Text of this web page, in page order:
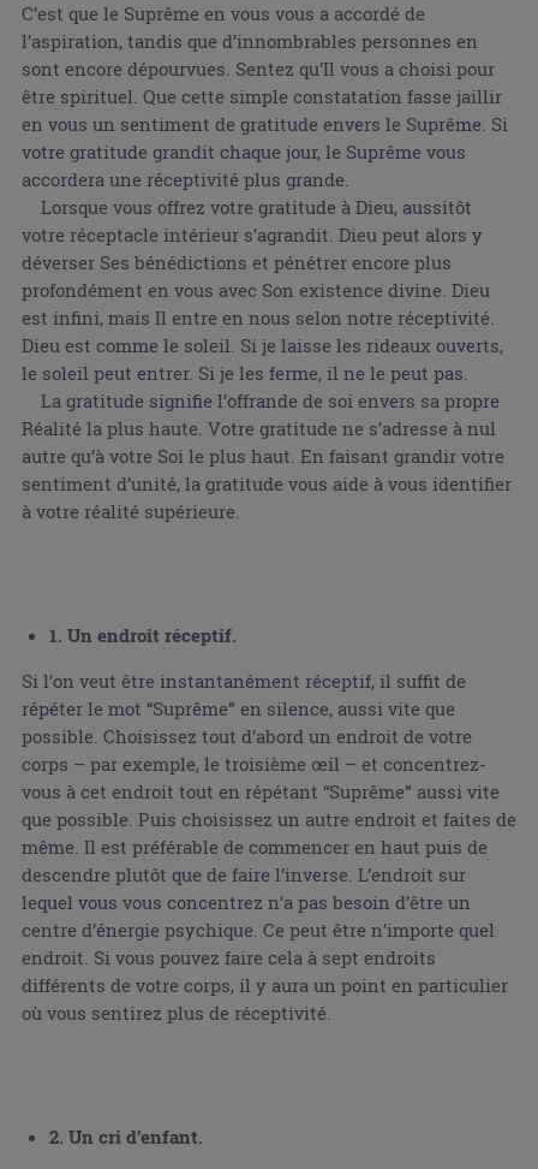
C’est que le Suprême en vous vous a accordé de
l’aspiration, tandis que d’innombrables personnes en
sont encore dépourvues. Sentez qu’Il vous a choisi pour
être spirituel. Que cette simple constatation fasse jaillir
en vous un sentiment de gratitude envers le Suprême. Si
votre gratitude grandit chaque jour, le Suprême vous
accordera une réceptivité plus grande.
Lorsque vous offrez votre gratitude à Dieu, aussitôt
votre réceptacle intérieur s’agrandit. Dieu peut alors y
déverser Ses bénédictions et pénétrer encore plus
profondément en vous avec Son existence divine. Dieu
est infini, mais Il entre en nous selon notre réceptivité.
Dieu est comme le soleil. Si je laisse les rideaux ouverts,
le soleil peut entrer. Si je les ferme, il ne le peut pas.
La gratitude signifie l’offrande de soi envers sa propre
Réalité la plus haute. Votre gratitude ne s’adresse à nul
autre qu’à votre Soi le plus haut. En faisant grandir votre
sentiment d’unité, la gratitude vous aide à vous identifier
à votre réalité supérieure.
1. Un endroit réceptif.
Si l’on veut être instantanément réceptif, il suffit de
répéter le mot “Suprême” en silence, aussi vite que
possible. Choisissez tout d’abord un endroit de votre
corps – par exemple, le troisième œil – et concentrez-
vous à cet endroit tout en répétant “Suprême” aussi vite
que possible. Puis choisissez un autre endroit et faites de
même. Il est préférable de commencer en haut puis de
descendre plutôt que de faire l’inverse. L’endroit sur
lequel vous vous concentrez n’a pas besoin d’être un
centre d’énergie psychique. Ce peut être n’importe quel
endroit. Si vous pouvez faire cela à sept endroits
différents de votre corps, il y aura un point en particulier
où vous sentirez plus de réceptivité.
2. Un cri d’enfant.